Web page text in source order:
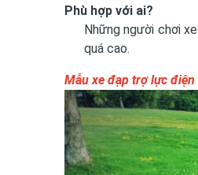
Phù hợp với ai?
Những người chơi
quá cao.
Mẫu xe đạp trợ lực